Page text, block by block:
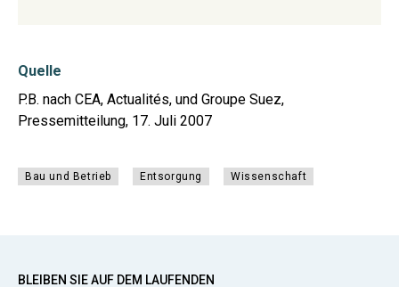
Quelle
P.B. nach CEA, Actualités, und Groupe Suez,
Pressemitteilung, 17. Juli 2007
Bau und Betrieb Entsorgung Wissenschaft
BLEIBEN SIE AUF DEM LAUFENDEN